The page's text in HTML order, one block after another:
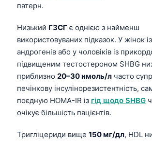
патерн.
Низький ГЗСГ є однією з найменш
використовуваних підказок. У жінок
андрогенів або у чоловіків із
підвищеним тестостероном SHBG
приблизно 20–30 нмоль/л часто
печінкову інсулінорезистентність,
поєдную HOMA-IR із гід щодо SHBG
очікує більшість пацієнтів.
Тригліцериди вище 150 мг/дл, HDL